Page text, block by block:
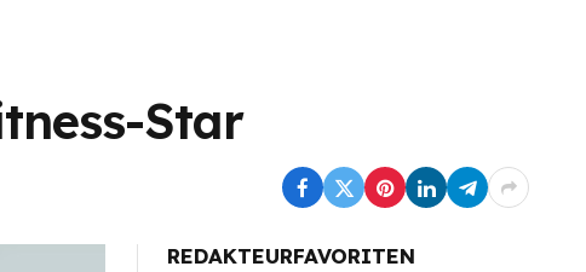
Star
REDAKTEURFAVORITEN